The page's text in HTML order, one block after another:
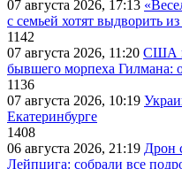
07 августа 2026, 17:13
с семьей хотят выдворить
1142
07 августа 2026, 11:20 США
бывшего морпеха Гилмана:
1136
07 августа 2026, 10:19
Екатеринбурге
1408
06 августа 2026, 21:19 Дрон
Лейпцига: собрали все